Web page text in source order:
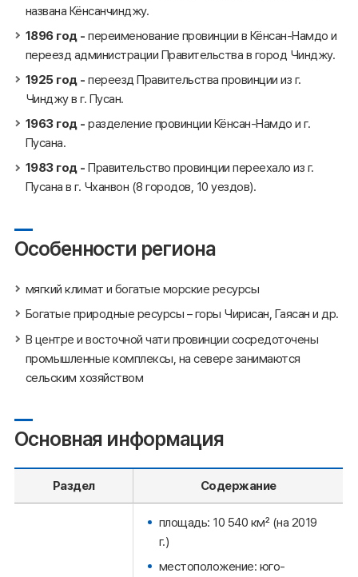
названа Кёнсанчинджу.
1896 год - переименование провинции в Кёнсан-Намдо и
переезд администрации Правительства в город Чинджу.
1925 год - переезд Правительства провинции из г.
Чинджу в г. Пусан.
1963 год - разделение провинции Кёнсан-Намдо и г.
Пусана.
1983 год - Правительство провинции переехало из г.
Пусана в г. Чханвон (8 городов, 10 уездов).
Особенности региона
мягкий климат и богатые морские ресурсы
Богатые природные ресурсы – горы Чирисан, Гаясан и др.
В центре и восточной чати провинции сосредоточены
промышленные комплексы, на севере занимаются
сельским хозяйством
Основная информация
Раздел Содержание
площадь: 10 540 км² (на 2019
г.)
местоположение: юго-